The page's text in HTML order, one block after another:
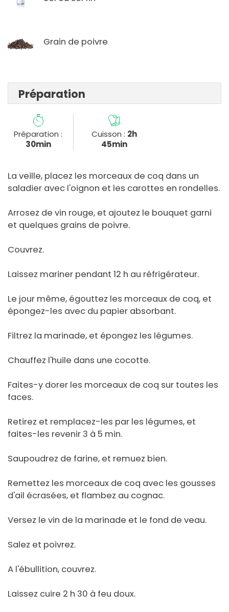
Grain de poivre
Préparation
Préparation :
30min
Cuisson : 2h
45min
La veille, placez les morceaux de coq dans un
saladier avec l'oignon et les carottes en rondelles.
Arrosez de vin rouge, et ajoutez le bouquet garni
et quelques grains de poivre.
Couvrez.
Laissez mariner pendant 12 h au réfrigérateur.
Le jour même, égouttez les morceaux de coq, et
épongez-les avec du papier absorbant.
Filtrez la marinade, et épongez les légumes.
Chauffez l'huile dans une cocotte.
Faites-y dorer les morceaux de coq sur toutes les
faces.
Retirez et remplacez-les par les légumes, et
faites-les revenir 3 à 5 min.
Saupoudrez de farine, et remuez bien.
Remettez les morceaux de coq avec les gousses
d'ail écrasées, et flambez au cognac.
Versez le vin de la marinade et le fond de veau.
Salez et poivrez.
A l'ébullition, couvrez.
Laissez cuire 2 h 30 à feu doux.